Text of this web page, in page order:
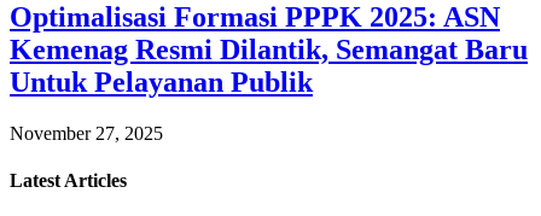
Optimalisasi Formasi PPPK 2025: ASN
Kemenag Resmi Dilantik, Semangat Baru
Untuk Pelayanan Publik
November 27, 2025
Latest Articles